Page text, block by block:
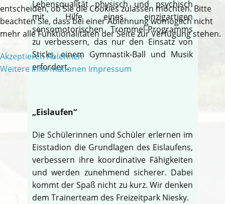
Lebensqualität physisch und psychisch
mit Hilfe eines einzigartigen
sensomotorischen Trommel-Programms
zu verbessern, das nur den Einsatz von
Sticks, einem Gymnastik-Ball und Musik
erfordert.
„Eislaufen“
Die Schülerinnen und Schüler erlernen im
Eisstadion die Grundlagen des Eislaufens,
verbessern ihre koordinative Fähigkeiten
und werden zunehmend sicherer. Dabei
kommt der Spaß nicht zu kurz. Wir denken
dem Trainerteam des Freizeitpark Niesky.
entscheiden, ob Sie die Cookies zulassen möchten. Bitte
beachten Sie, dass bei einer Ablehnung womöglich nicht
mehr alle Funktionalitäten der Seite zur Verfügung stehen.
AkzeptierenAblehnen
Weitere Informationen Impressum